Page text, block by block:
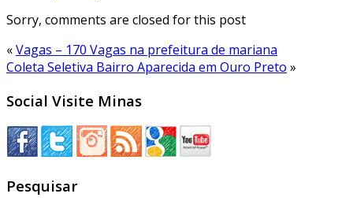
Sorry, comments are closed for this post
«Vagas – 170 Vagas na prefeitura de mariana
Coleta Seletiva Bairro Aparecida em Ouro Preto »
Social Visite Minas
Pesquisar